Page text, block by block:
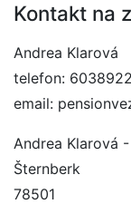
Kontakt na
Andrea Klarová
telefon:
email:
Andrea Klarová -
Šternberk
78501